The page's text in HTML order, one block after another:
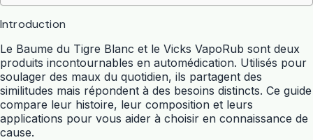
Introduction
Le Baume du Tigre Blanc et le Vicks VapoRub sont deux
produits incontournables en automédication. Utilisés pour
soulager des maux du quotidien, ils partagent des
similitudes mais répondent à des besoins distincts. Ce guide
compare leur histoire, leur composition et leurs
applications pour vous aider à choisir en connaissance de
cause.